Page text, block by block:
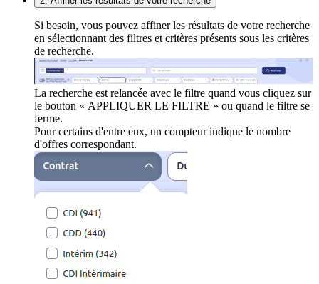
Si besoin, vous pouvez affiner les résultats de votre recherche
en sélectionnant des filtres et critères présents sous les critères
de recherche.
La recherche est relancée avec le filtre quand vous cliquez sur
le bouton « APPLIQUER LE FILTRE » ou quand le filtre se
ferme.
Pour certains d'entre eux, un compteur indique le nombre
d'offres correspondant.